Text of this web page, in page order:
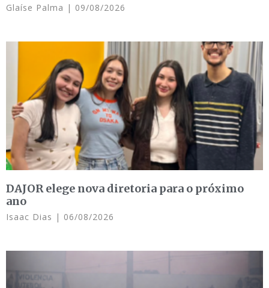
Glaíse Palma 09/08/2026
DAJOR elege nova diretoria para o próximo
ano
Isaac Dias 06/08/2026